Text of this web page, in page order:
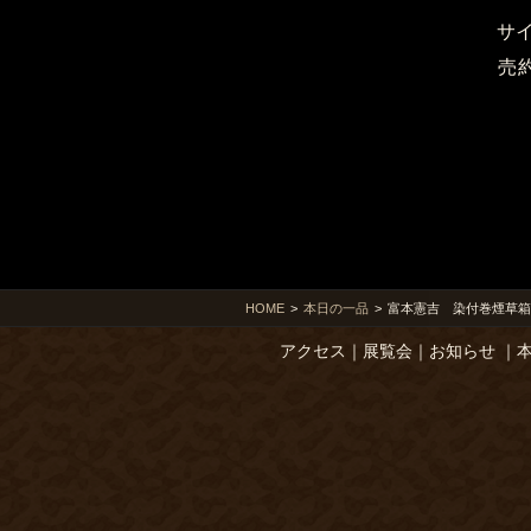
サ
売
HOME > 本日の一品 > 富本憲吉 染付巻煙草箱
アクセス ｜ 展覧会｜ お知らせ｜